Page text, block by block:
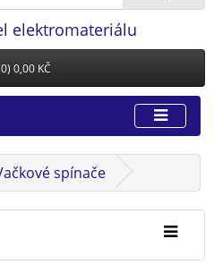
elektromateriálu
0,00 KČ
spínače